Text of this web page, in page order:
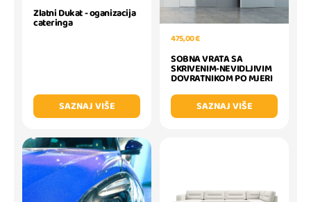
Zlatni Dukat - oganizacija
cateringa
SAZNAJ VIŠE
475,00 €
SOBNA VRATA SA
SKRIVENIM-NEVIDLJIVIM
DOVRATNIKOM PO MJERI
SAZNAJ VIŠE